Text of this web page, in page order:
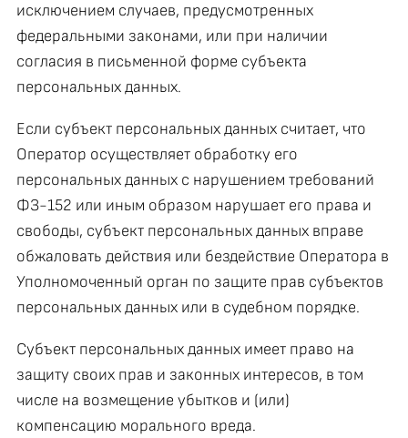
исключением случаев, предусмотренных
федеральными законами, или при наличии
согласия в письменной форме субъекта
персональных данных.
Если субъект персональных данных считает, что
Оператор осуществляет обработку его
персональных данных с нарушением требований
ФЗ-152 или иным образом нарушает его права и
свободы, субъект персональных данных вправе
обжаловать действия или бездействие Оператора в
Уполномоченный орган по защите прав субъектов
персональных данных или в судебном порядке.
Субъект персональных данных имеет право на
защиту своих прав и законных интересов, в том
числе на возмещение убытков и (или)
компенсацию морального вреда.